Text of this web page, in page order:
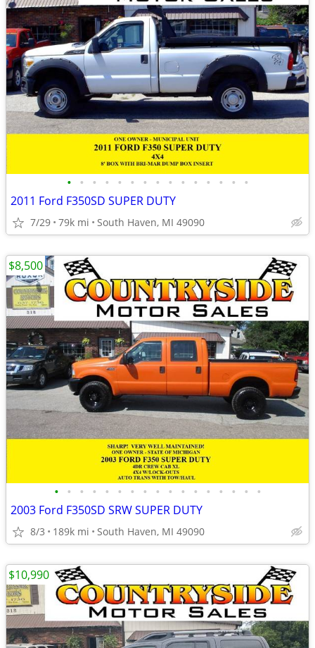
• • • • • • • • • • • • • • •
2011 Ford F350SD SUPER DUTY
7/29 79k mi South Haven, MI 49090
• • • • • • • • • • • • • • • • •
2003 Ford F350SD SRW SUPER DUTY
8/3 189k mi South Haven, MI 49090
$8,500
$10,990